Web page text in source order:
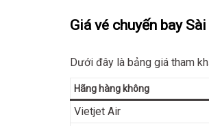
Giá vé chuyến bay
Dưới đây là bảng giá tham
Hãng hàng không
Vietjet Air